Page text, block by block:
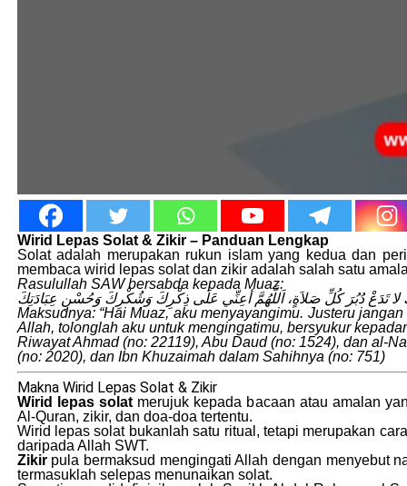
Wirid Lepas Solat & Zikir – Panduan Lengkap
Solat adalah merupakan rukun islam yang kedua dan
membaca wirid lepas solat dan zikir adalah salah satu
Rasulullah SAW bersabda kepada Muaz:
لا تَدَعْ دُبُرَ كُلِّ صَلاَةٍ، اَللَّهُمَّ أعِنِّي عَلَى ذِكْرِكَ وَشُكْرِكَ وَحُسْنِ عِبَادَتِكَ
Maksudnya: “Hai Muaz, aku menyayangimu. Justeru
Allah, tolonglah aku untuk mengingatimu, bersyukur
Riwayat Ahmad (no: 22119), Abu Daud (no: 1524), dan al-
(no: 2020), dan Ibn Khuzaimah dalam Sahihnya (no: 751)
Makna Wirid Lepas Solat & Zikir
Wirid lepas solat merujuk kepada bacaan atau amalan
Al-Quran, zikir, dan doa-doa tertentu.
Wirid lepas solat bukanlah satu ritual, tetapi merupakan
daripada Allah SWT.
Zikirpula bermaksud mengingati Allah dengan menyebut
termasuklah selepas menunaikan solat.